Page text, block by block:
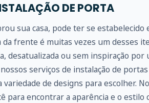
DE PORTA
sua casa, pode ter se
da frente é muitas vezes um desses
desatualizada ou sem inspiração
nossos serviços de instalação de
variedade de designs para escolher.
para encontrar a aparência e o estilo